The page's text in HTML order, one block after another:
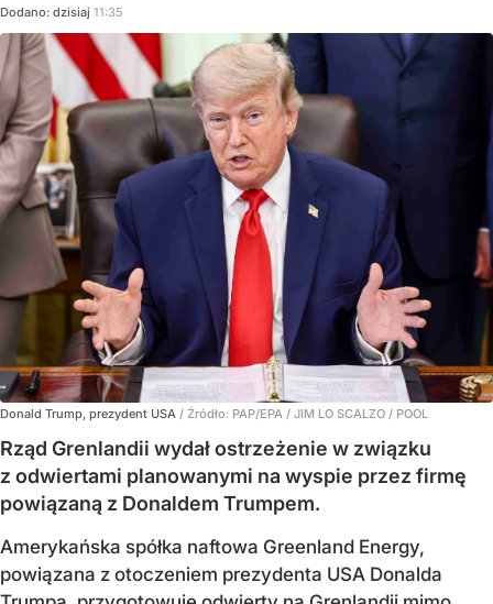
Dodano: dzisiaj 11:35
Donald Trump, prezydent USA / Źródło: PAP/EPA / JIM LO SCALZO / POOL
Rząd Grenlandii wydał ostrzeżenie w związku
z odwiertami planowanymi na wyspie przez firmę
powiązaną z Donaldem Trumpem.
Amerykańska spółka naftowa Greenland Energy,
powiązana z otoczeniem prezydenta USA Donalda